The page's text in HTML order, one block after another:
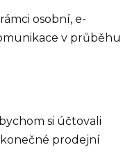
osobní, e-
v průběhu
si účtovali
konečné prodejní